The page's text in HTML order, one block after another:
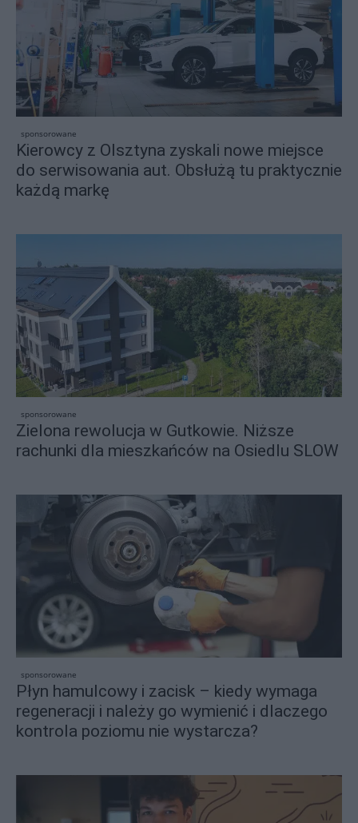
sponsorowane
Kierowcy z Olsztyna zyskali nowe miejsce
do serwisowania aut. Obsłużą tu praktycznie
każdą markę
sponsorowane
Zielona rewolucja w Gutkowie. Niższe
rachunki dla mieszkańców na Osiedlu SLOW
sponsorowane
Płyn hamulcowy i zacisk – kiedy wymaga
regeneracji i należy go wymienić i dlaczego
kontrola poziomu nie wystarcza?